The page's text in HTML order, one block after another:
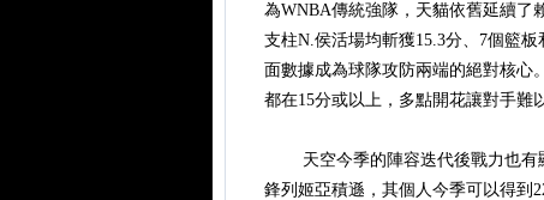
為WNBA傳統強隊，天貓依舊延續了
支柱N.侯活場均斬獲15.3分、7個籃
面數據成為球隊攻防兩端的絕對核心
都在15分或以上，多點開花讓對手難
天空今季的陣容迭代後戰力也有顯
鋒列姬亞積遜，其個人今季可以得到